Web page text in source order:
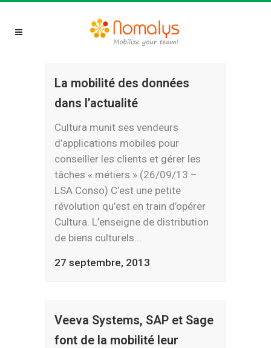
La mobilité des données
dans l’actualité
Cultura munit ses vendeurs
d’applications mobiles pour
conseiller les clients et gérer les
tâches « métiers » (26/09/13 –
LSA Conso) C’est une petite
révolution qu’est en train d’opérer
Cultura. L’enseigne de distribution
de biens culturels...
27 septembre, 2013
Veeva Systems, SAP et Sage
font de la mobilité leur